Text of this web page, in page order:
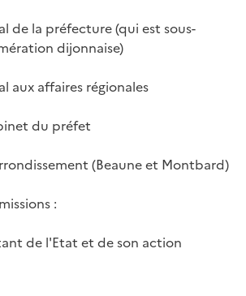
de la préfecture (qui est sous-
dijonnaise)
aux affaires régionales
du préfet
(Beaune et Montbard)
:
de l'Etat et de son action